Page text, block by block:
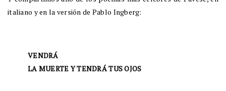
italiano y en la versión de Pablo Ingberg:
VENDRÁ
LA MUERTE Y TENDRÁ TUS OJOS